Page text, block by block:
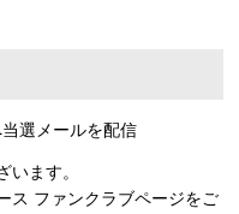
選メールを配信
ます。
ス ファンクラブページをご